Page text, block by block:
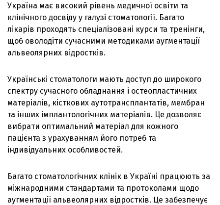
Україна має високий рівень медичної освіти та
клінічного досвіду у галузі стоматології. Багато
лікарів проходять спеціалізовані курси та тренінги,
щоб оволодіти сучасними методиками аугментації
альвеолярних відростків.
Українські стоматологи мають доступ до широкого
спектру сучасного обладнання і остеопластичних
матеріалів, кісткових аутотрансплантатів, мембран
та інших імплантологічних матеріалів. Це дозволяє
вибрати оптимальний матеріал для кожного
пацієнта з урахуванням його потреб та
індивідуальних особливостей.
Багато стоматологічних клінік в Україні працюють за
міжнародними стандартами та протоколами щодо
аугментації альвеолярних відростків. Це забезпечує